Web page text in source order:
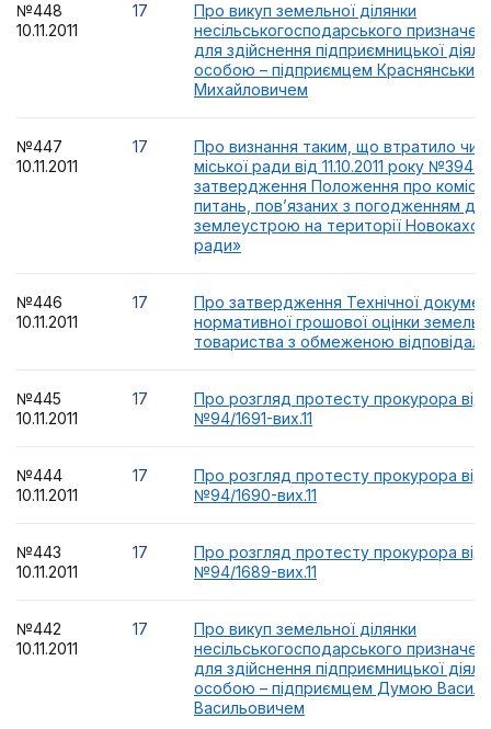
№448
10.11.2011
17
Про викуп земельної ділянки
несільськогосподарського
для здійснення підприємницької
особою – підприємцем Краснянським
Михайловичем
№447
10.11.2011
17
Про визнання таким, що втратило
міської ради від 11.10.2011 року №394
затвердження Положення про
питань, пов’язаних з погодженням
землеустрою на території
ради»
№446
10.11.2011
17
Про затвердження Технічної
нормативної грошової оцінки
товариства з обмеженою
№445
10.11.2011
17
Про розгляд протесту прокурора від
№94/1691-вих.11
№444
10.11.2011
17
Про розгляд протесту прокурора від
№94/1690-вих.11
№443
10.11.2011
17
Про розгляд протесту прокурора від
№94/1689-вих.11
№442
10.11.2011
17
Про викуп земельної ділянки
несільськогосподарського
для здійснення підприємницької
особою – підприємцем Думою
Васильовичем